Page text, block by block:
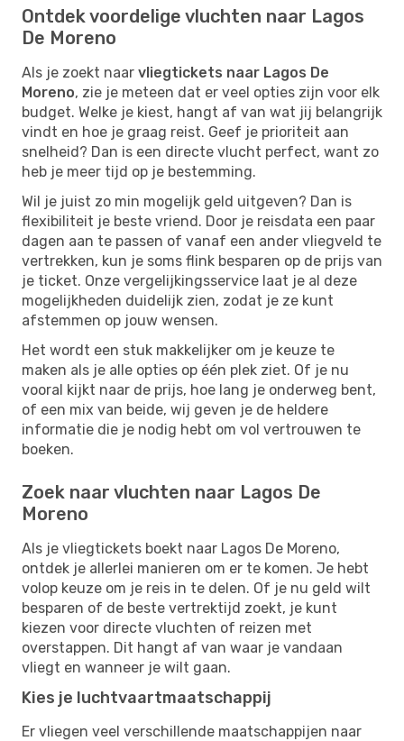
Ontdek voordelige vluchten naar Lagos
De Moreno
Als je zoekt naar vliegtickets naar Lagos De
Moreno, zie je meteen dat er veel opties zijn voor elk
budget. Welke je kiest, hangt af van wat jij belangrijk
vindt en hoe je graag reist. Geef je prioriteit aan
snelheid? Dan is een directe vlucht perfect, want zo
heb je meer tijd op je bestemming.
Wil je juist zo min mogelijk geld uitgeven? Dan is
flexibiliteit je beste vriend. Door je reisdata een paar
dagen aan te passen of vanaf een ander vliegveld te
vertrekken, kun je soms flink besparen op de prijs van
je ticket. Onze vergelijkingsservice laat je al deze
mogelijkheden duidelijk zien, zodat je ze kunt
afstemmen op jouw wensen.
Het wordt een stuk makkelijker om je keuze te
maken als je alle opties op één plek ziet. Of je nu
vooral kijkt naar de prijs, hoe lang je onderweg bent,
of een mix van beide, wij geven je de heldere
informatie die je nodig hebt om vol vertrouwen te
boeken.
Zoek naar vluchten naar Lagos De
Moreno
Als je vliegtickets boekt naar Lagos De Moreno,
ontdek je allerlei manieren om er te komen. Je hebt
volop keuze om je reis in te delen. Of je nu geld wilt
besparen of de beste vertrektijd zoekt, je kunt
kiezen voor directe vluchten of reizen met
overstappen. Dit hangt af van waar je vandaan
vliegt en wanneer je wilt gaan.
Kies je luchtvaartmaatschappij
Er vliegen veel verschillende maatschappijen naar